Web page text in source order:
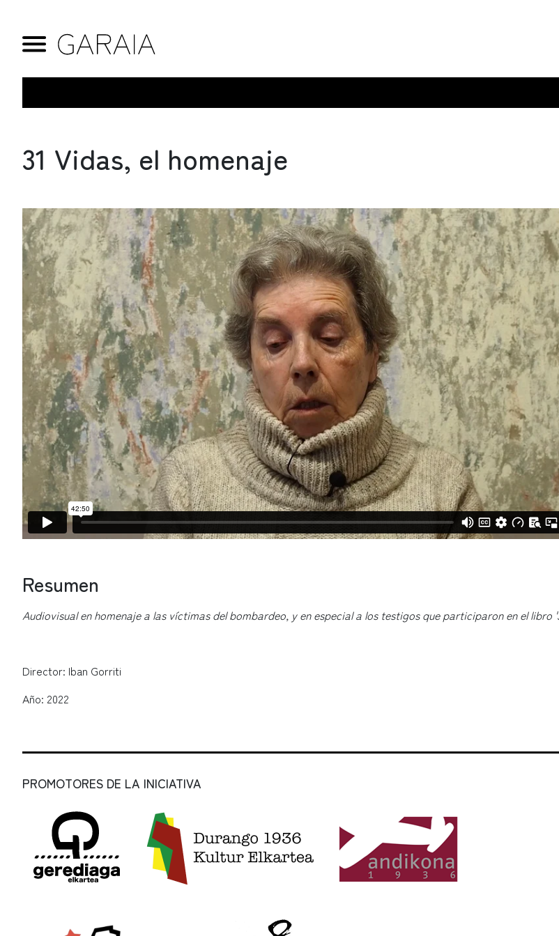
31 Vidas, el homenaje
Resumen
Audiovisual en homenaje a las víctimas del bombardeo, y en especial a los testigos que participaron en el libro
Director: Iban Gorriti
Año: 2022
PROMOTORES DE LA INICIATIVA